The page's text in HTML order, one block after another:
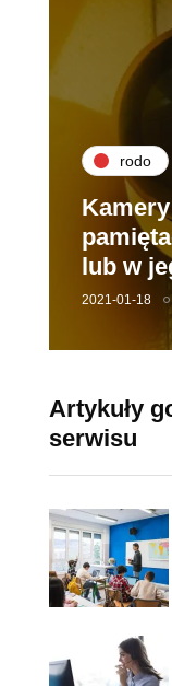
rodo
lub w
2021-01-18
Artykuły
serwisu